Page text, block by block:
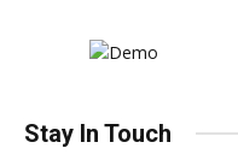
Stay In Touch